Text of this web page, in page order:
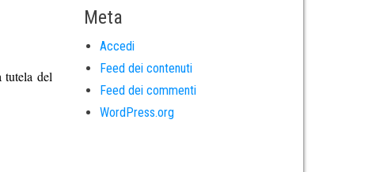
tutela del
Meta
Accedi
Feed dei contenuti
Feed dei commenti
WordPress.org